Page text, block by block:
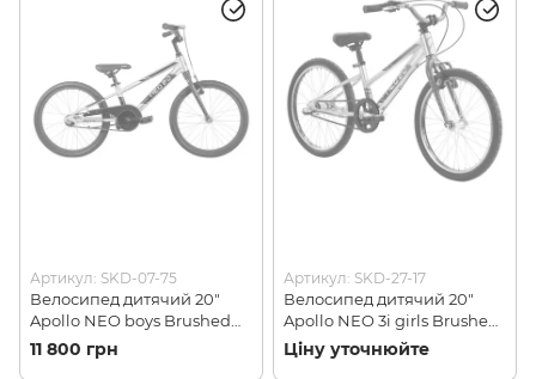
Артикул: SKD-07-75
Велосипед дитячий 20"
Apollo NEO boys Brushed
Alloy / Red / Black Fade
(SKD-07-75)
11 800 грн
Артикул: SKD-27-17
Велосипед дитячий 20"
Apollo NEO 3i girls Brushed
Alloy / Pink / Purple Fade
(SKD-27-17)
Ціну уточнюйте